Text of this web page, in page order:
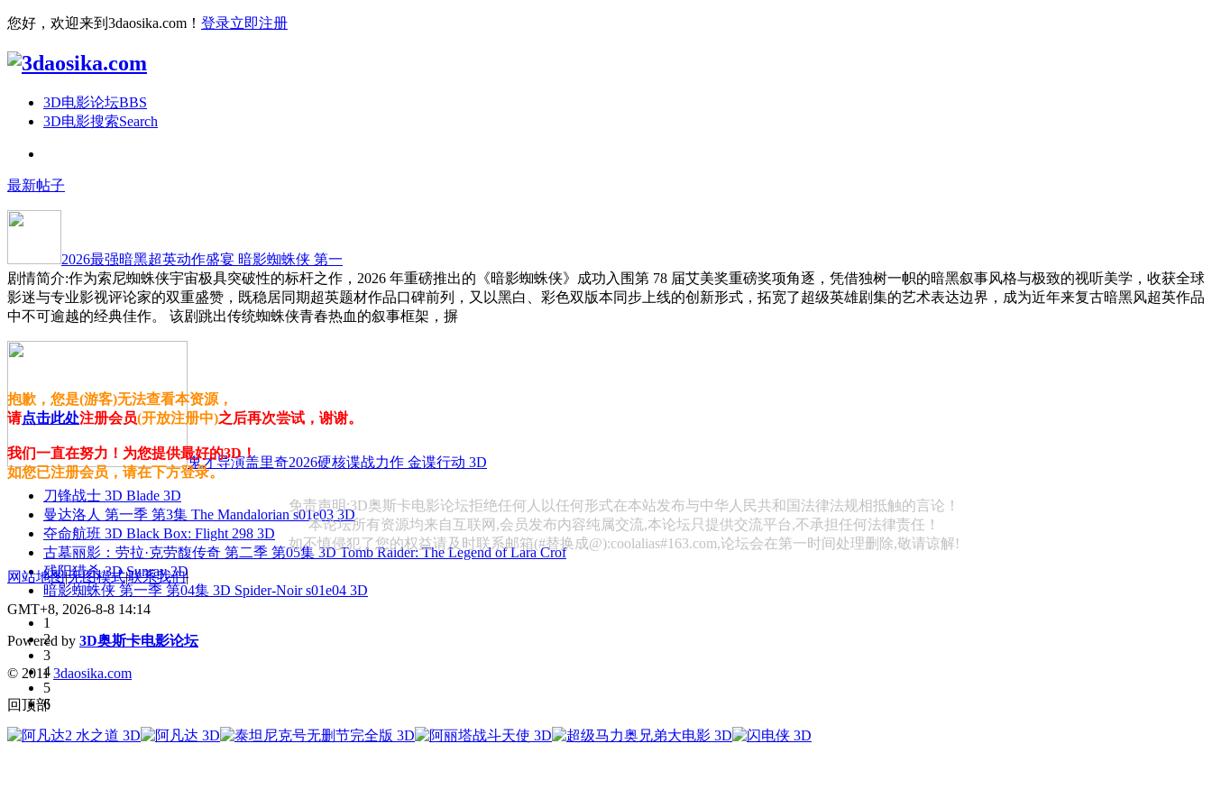
您好，欢迎来到3daosika.com！ 登录立即注册
3D电影论坛BBS
3D电影搜索Search
最新帖子
2026最强暗黑超英动作盛宴 暗影蜘蛛侠 第一
剧情简介:作为索尼蜘蛛侠宇宙极具突破性的标杆之作，2026 年重磅推出的《暗影蜘蛛侠》成功入围第 78 届艾美奖重磅奖项角逐，凭借独树一帜的暗黑叙事风格与极致的视听美学，收获全球
影迷与专业影视评论家的双重盛赞，既稳居同期超英题材作品口碑前列，又以黑白、彩色双版本同步上线的创新形式，拓宽了超级英雄剧集的艺术表达边界，成为近年来复古暗黑风超英作品
中不可逾越的经典佳作。 该剧跳出传统蜘蛛侠青春热血的叙事框架，摒
鬼才导演盖里奇2026硬核谍战力作 金谍行动 3D
刀锋战士 3D Blade 3D
曼达洛人 第一季 第3集 The Mandalorian s01e03 3D
夺命航班 3D Black Box: Flight 298 3D
古墓丽影：劳拉·克劳馥传奇 第二季 第05集 3D Tomb Raider: The Legend of Lara Crof
残阳猎杀 3D Sunray 3D
暗影蜘蛛侠 第一季 第04集 3D Spider-Noir s01e04 3D
1
2
3
4
5
6
抱歉，您是(游客)无法查看本资源，
请点击此处注册会员(开放注册中)之后再次尝试，谢谢。
我们一直在努力！为您提供最好的3D！
如您已注册会员，请在下方登录。
免责声明:3D奥斯卡电影论坛拒绝任何人以任何形式在本站发布与中华人民共和国法律法规相抵触的言论！
本论坛所有资源均来自互联网,会员发布内容纯属交流,本论坛只提供交流平台,不承担任何法律责任！
如不慎侵犯了您的权益请及时联系邮箱(#替换成@):coolalias#163.com,论坛会在第一时间处理删除,敬请谅解!
网站地图|无图模式|联系我们|
GMT+8, 2026-8-8 14:14
Powered by 3D奥斯卡电影论坛
© 20113daosika.com
回顶部